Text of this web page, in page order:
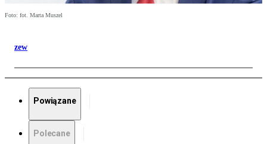
Foto: fot. Marta Muszel
zew
Powiązane
Polecane